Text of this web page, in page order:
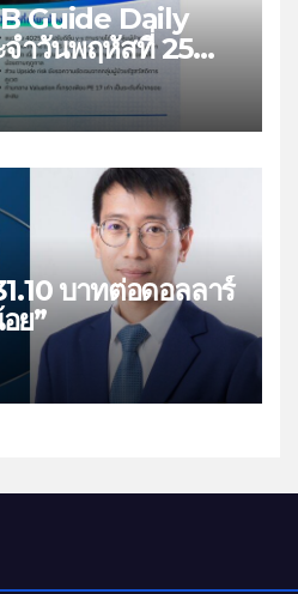
Guide Daily
ำวันพฤหัสที่ 25
ข้อ “ติดตามยอด
บาทต่อดอลลาร์
ย”